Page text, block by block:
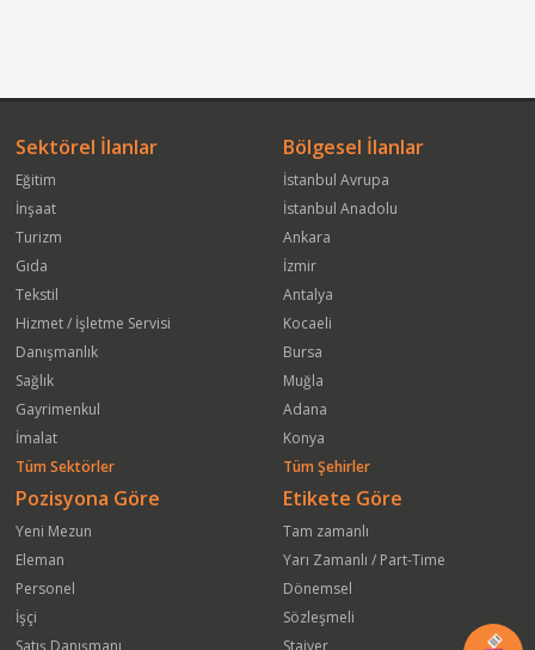
Sektörel İlanlar
Eğitim
İnşaat
Turizm
Gıda
Tekstil
Hizmet / İşletme Servisi
Danışmanlık
Sağlık
Gayrimenkul
İmalat
Tüm Sektörler
Bölgesel İlanlar
İstanbul Avrupa
İstanbul Anadolu
Ankara
İzmir
Antalya
Kocaeli
Bursa
Muğla
Adana
Konya
Tüm Şehirler
Pozisyona Göre
Yeni Mezun
Eleman
Personel
İşçi
Satış Danışmanı
Etikete Göre
Tam zamanlı
Yarı Zamanlı / Part-Time
Dönemsel
Sözleşmeli
Stajyer